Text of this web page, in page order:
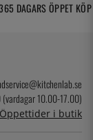
DAGARS ÖPPET KÖP
10.00-17.00)
Öppettider i butik